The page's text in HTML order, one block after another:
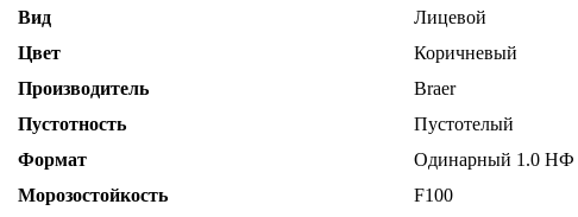
Вид
Лицевой
Цвет
Коричневый
Производитель
Braer
Пустотность
Пустотелый
Формат
Одинарный 1.0 НФ
Морозостойкость
F100